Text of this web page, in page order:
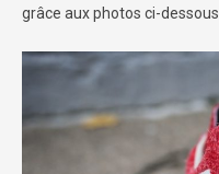
grâce aux photos ci-dessous.